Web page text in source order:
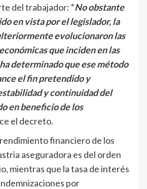
del trabajador: “No obstante
en vista por el legislador, la
evolucionaron las
que inciden en las
determinado que ese método
el fin pretendido y
y continuidad del
en beneficio de los
el decreto.
financiero de los
aseguradora es del orden
mientras que la tasa de interés
por